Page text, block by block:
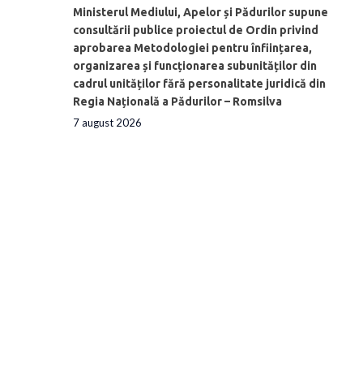
Ministerul Mediului, Apelor și Pădurilor supune
consultării publice proiectul de Ordin privind
aprobarea Metodologiei pentru înființarea,
organizarea și funcționarea subunităților din
cadrul unităților fără personalitate juridică din
Regia Națională a Pădurilor – Romsilva
7 august 2026